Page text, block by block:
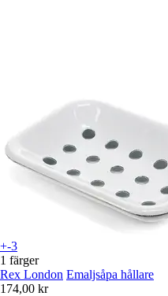
+-3
1 färger
Rex London Emaljsåpa hållare
174,00 kr